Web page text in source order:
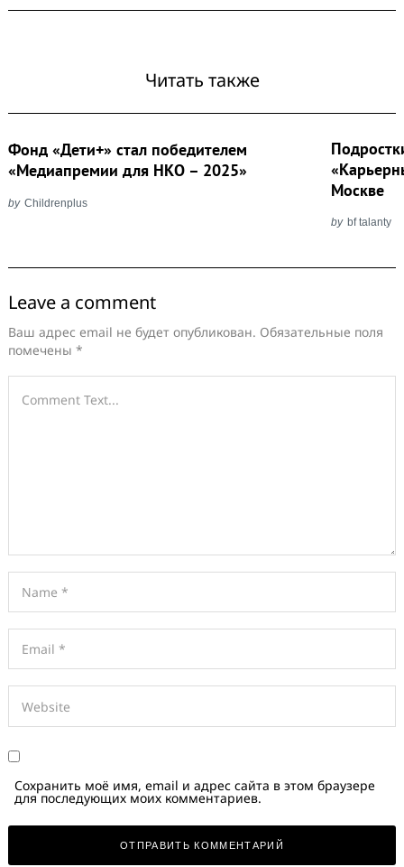
Читать также
Фонд «Дети+» стал победителем
«Медиапремии для НКО – 2025»
by Childrenplus
Москве
by bf talanty
Leave a comment
Ваш адрес email не будет опубликован. Обязательные поля
помечены *
Сохранить моё имя, email и адрес сайта в этом браузере
для последующих моих комментариев.